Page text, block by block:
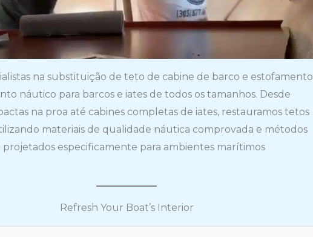
na substituição de teto de cabine de barco e estofamento
náutico para barcos e iates de todos os tamanhos. Desde
na proa até cabines completas de iates, restauramos tetos
materiais de qualidade náutica comprovada e métodos
projetados especificamente para ambientes marítimos
Refresh Your Boat’s Interior